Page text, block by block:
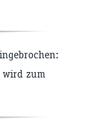
wird zum